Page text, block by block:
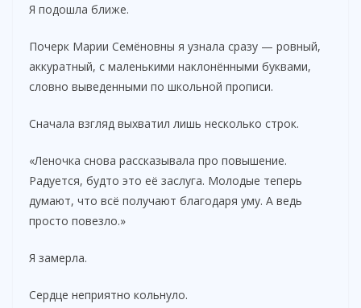
Я подошла ближе.
Почерк Марии Семёновны я узнала сразу — ровный,
аккуратный, с маленькими наклонёнными буквами,
словно выведенными по школьной прописи.
Сначала взгляд выхватил лишь несколько строк.
«Леночка снова рассказывала про повышение.
Радуется, будто это её заслуга. Молодые теперь
думают, что всё получают благодаря уму. А ведь
просто повезло.»
Я замерла.
Сердце неприятно кольнуло.